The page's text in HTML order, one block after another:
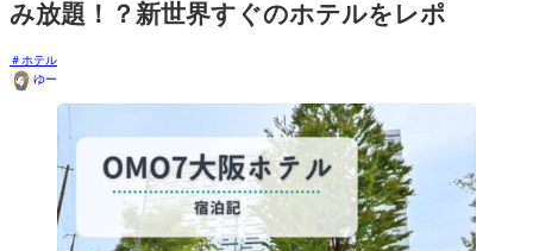
み放題！？新世界すぐのホテルをレポ
ホテル
ゆー